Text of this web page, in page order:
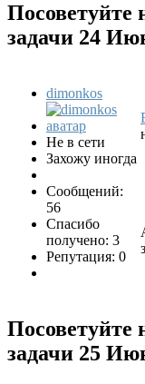
Посоветуйте
задачи 24
dimonkos
Не в сети
Захожу иногда
Сообщений:
56
Спасибо
получено: 3
Репутация: 0
Посоветуйте
задачи 25